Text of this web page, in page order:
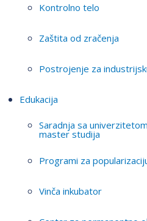
Kontrolno telo
Zaštita od zračenja
Postrojenje za
Edukacija
Saradnja sa
master studija
Programi za
Vinča inkubator